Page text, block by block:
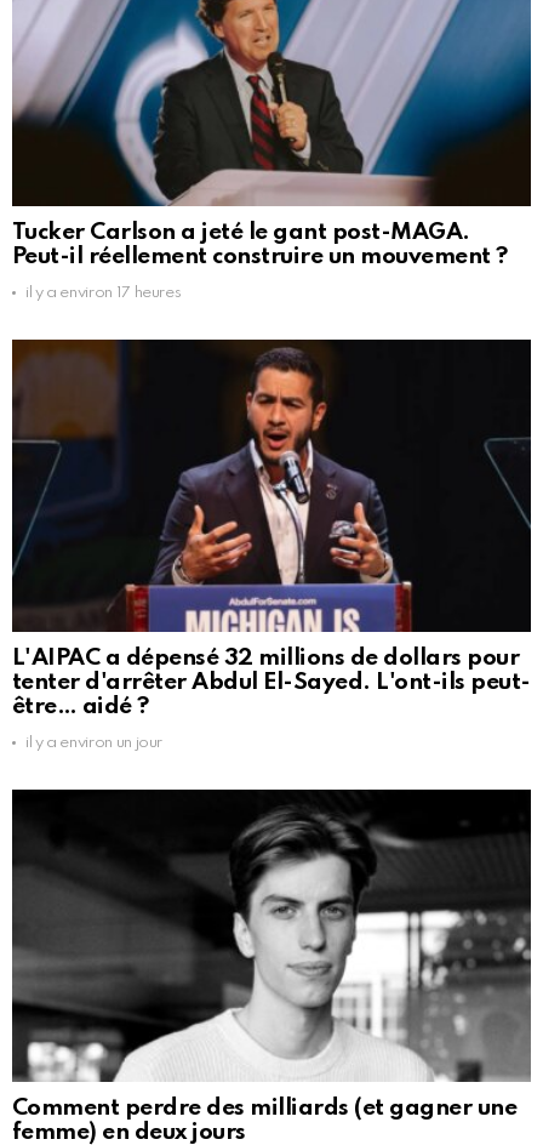
Tucker Carlson a jeté le gant post-MAGA.
Peut-il réellement construire un mouvement ?
il y a environ 17 heures
L'AIPAC a dépensé 32 millions de dollars pour
tenter d'arrêter Abdul El-Sayed. L'ont-ils peut-
être… aidé ?
il y a environ un jour
Comment perdre des milliards (et gagner une
femme) en deux jours